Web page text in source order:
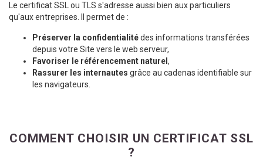
Le certificat SSL ou TLS s'adresse aussi bien aux particuliers
qu'aux entreprises. Il permet de :
Préserver la confidentialitédes informations transférées
depuis votre Site vers le web serveur,
Favoriser le référencement naturel ,
Rassurer les internautes grâce au cadenas identifiable sur
les navigateurs.
COMMENT CHOISIR UN CERTIFICAT SSL
?